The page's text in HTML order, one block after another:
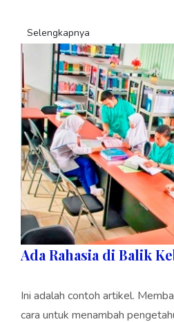
Selengkapnya
Ada Rahasia di Balik
Ini adalah contoh artikel.
cara untuk menambah